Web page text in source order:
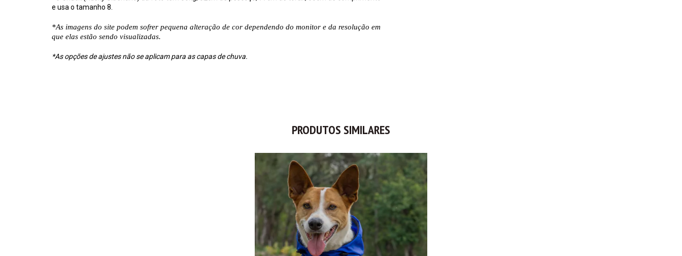
e usa o tamanho 8.
*As imagens do site podem sofrer pequena alteração de cor dependendo do monitor e da resolução em
que elas estão sendo visualizadas.
*As opções de ajustes não se aplicam para as capas de chuva.
PRODUTOS SIMILARES